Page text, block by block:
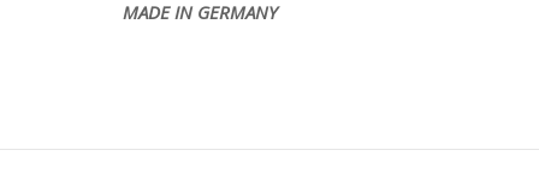
MADE IN GERMANY